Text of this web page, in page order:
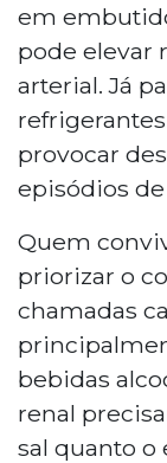
em
pode elevar
arterial. Já
provocar
episódios
Quem
priorizar o
chamadas
bebidas
renal
sal quanto o